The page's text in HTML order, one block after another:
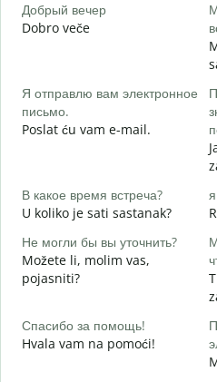
Добрый вечер
Dobro veče
Я отправлю вам электронное
письмо.
Poslat ću vam e-mail.
В какое время встреча?
U koliko je sati sastanak?
Не могли бы вы уточнить?
Možete li, molim vas,
pojasniti?
Спасибо за помощь!
Hvala vam na pomoći!